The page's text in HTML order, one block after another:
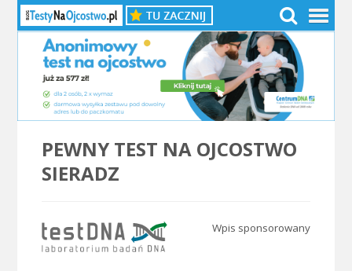
PEWNY TEST NA OJCOSTWO
SIERADZ
Wpis sponsorowany